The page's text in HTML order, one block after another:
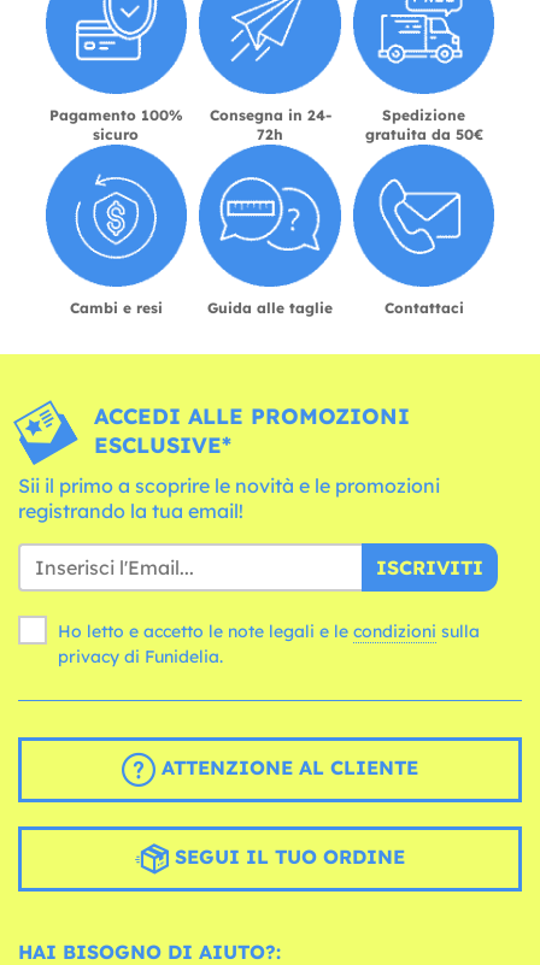
Pagamento 100%
sicuro
Consegna in 24-
72h
Spedizione
gratuita da 50€
Cambi e resi Guida alle taglie Contattaci
ACCEDI ALLE PROMOZIONI
ESCLUSIVE*
Sii il primo a scoprire le novità e le promozioni
registrando la tua email!
ISCRIVITI
Ho letto e accetto le note legali e le condizioni
privacy di Funidelia.
ATTENZIONE AL CLIENTE
SEGUI IL TUO ORDINE
HAI BISOGNO DI AIUTO?: